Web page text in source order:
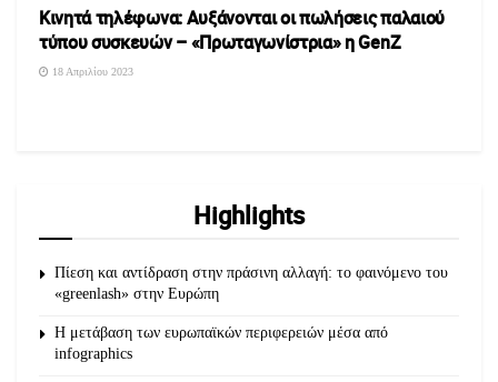
Κινητά τηλέφωνα: Αυξάνονται οι πωλήσεις παλαιού
τύπου συσκευών – «Πρωταγωνίστρια» η GenZ
18 Απριλίου 2023
Highlights
Πίεση και αντίδραση στην πράσινη αλλαγή: το φαινόμενο του
«greenlash» στην Ευρώπη
Η μετάβαση των ευρωπαϊκών περιφερειών μέσα από
infographics